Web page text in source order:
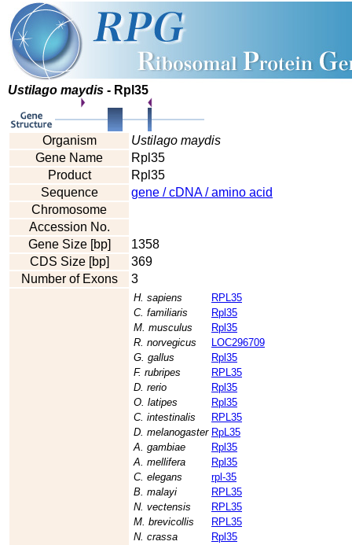
Ustilago maydis - Rpl35
Organism
Ustilago maydis
Gene Name
Rpl35
Product
Rpl35
Sequence
gene / cDNA / amino acid
Chromosome
Accession No.
Gene Size [bp]
1358
CDS Size [bp]
369
Number of Exons
3
H. sapiens
RPL35
C. familiaris
Rpl35
M. musculus
Rpl35
R. norvegicus
LOC296709
G. gallus
Rpl35
F. rubripes
RPL35
D. rerio
Rpl35
O. latipes
Rpl35
C. intestinalis
RPL35
D. melanogaster RpL35
A. gambiae
Rpl35
A. mellifera
Rpl35
C. elegans
rpl-35
B. malayi
RPL35
N. vectensis
RPL35
M. brevicollis
RPL35
N. crassa
Rpl35